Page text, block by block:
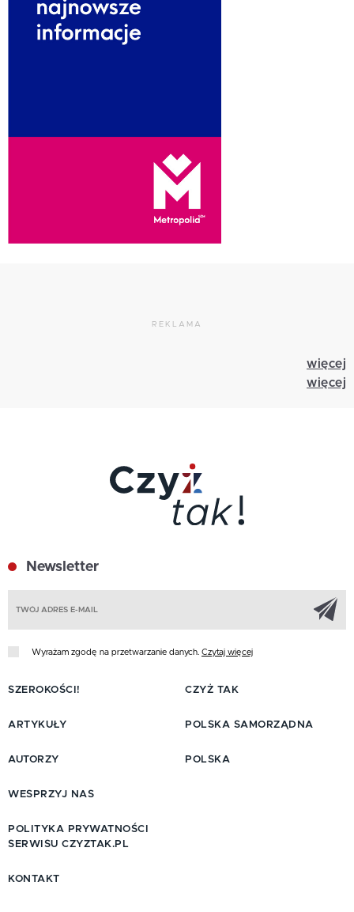
REKLAMA
więcej
więcej
Newsletter
Wyrażam zgodę na przetwarzanie danych. Czytaj więcej
SZEROKOŚCI!
ARTYKUŁY
AUTORZY
CZYŻ TAK
POLSKA SAMORZĄDNA
POLSKA
WESPRZYJ NAS
POLITYKA PRYWATNOŚCI
SERWISU CZYZTAK.PL
KONTAKT